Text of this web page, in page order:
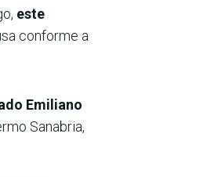
este
conforme a
Emiliano
Sanabria,